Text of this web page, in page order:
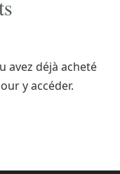
avez déjà acheté
y accéder.